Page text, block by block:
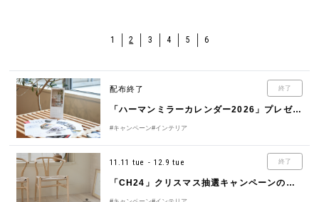
1 2 3 4 5 6
終了
配布終了
「ハーマンミラーカレンダー2026」プレゼントキャンペーン
#キャンペーン#インテリア
終了
11.11 tue - 12.9 tue
「CH24」クリスマス抽選キャンペーンのご案内 by CARL HANSEN & SØN（カール・ハンセン＆サン）